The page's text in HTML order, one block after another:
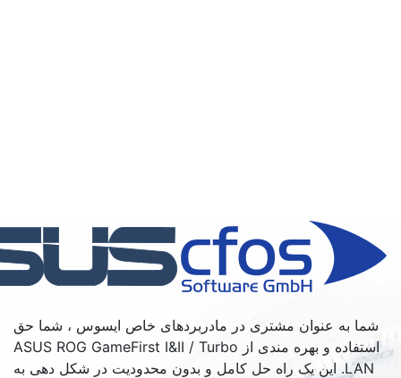
مشتری در مادربردهای خاص ایسوس ، شما حق
مندی از ASUS ROG GameFirst I&II / Turbo
راه حل کامل و بدون محدودیت در شکل دهی به